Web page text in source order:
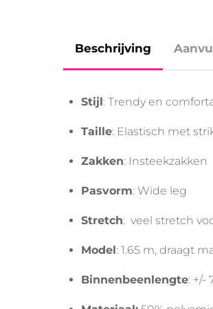
Beschrijving
Stijl : Trendy en
Taille: Elastisch met
Zakken: Insteekzakken
Pasvorm: Wide leg
Stretch: veel stretch
Model : 1.65 m, draagt
Binnenbeenlengte: +/-